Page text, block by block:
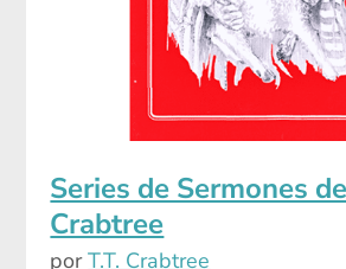
Series de Sermones
Crabtree
porT.T. Crabtree